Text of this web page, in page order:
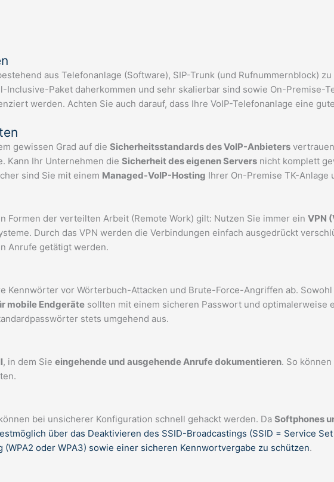
aus Telefonanlage (Software), SIP-Trunk (und Rufnummernblock)
Inclusive-Paket daherkommen und sehr skalierbar sind sowie On-Premise-
werden. Achten Sie auch darauf, dass Ihre VoIP-Telefonanlage eine gute
gewissen Grad auf die Sicherheitsstandards des VoIP-Anbieters
Kann Ihr Unternehmen die Sicherheit des eigenen Servers nicht komplett
sind Sie mit einem Managed-VoIP-Hosting Ihrer On-Premise TK-Anlage
Formen der verteilten Arbeit (Remote Work) gilt: Nutzen Sie immer ein VPN
Durch das VPN werden die Verbindungen einfach ausgedrückt
Anrufe getätigt werden.
Kennwörter vor Wörterbuch-Attacken und Brute-Force-Angriffen ab. Sowohl
mobile Endgeräte sollten mit einem sicheren Passwort und optimalerweise
stets umgehend aus.
, in dem Sie eingehende und ausgehende Anrufe dokumentieren. So
bei unsicherer Konfiguration schnell gehackt werden. Da Softphones
über das Deaktivieren des SSID-Broadcastings (SSID = Service
oder WPA3) sowie einer sicheren Kennwortvergabe zu schützen.